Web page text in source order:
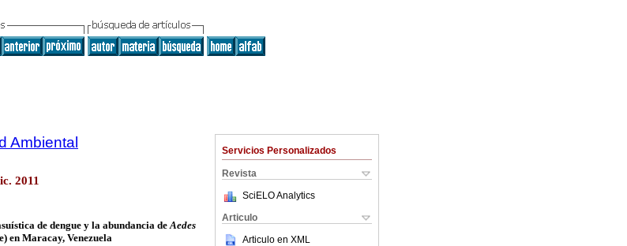
Servicios Personalizados
Revista
SciELO Analytics
Articulo
Articulo en XML
Ambiental
2011
de dengue y la abundancia deAedes
en Maracay, Venezuela